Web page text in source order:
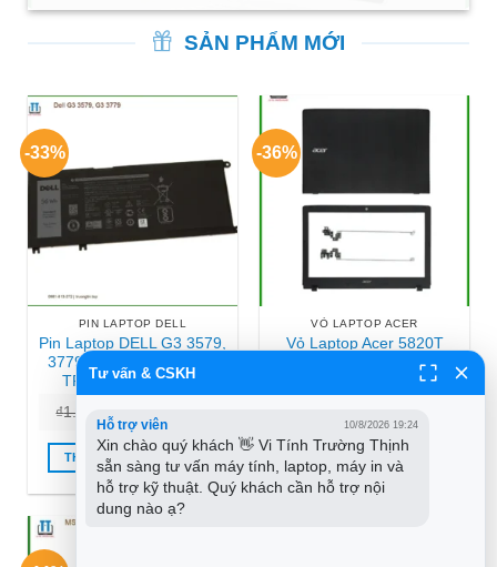
SẢN PHẨM MỚI
-33%
PIN LAPTOP DELL
Pin Laptop DELL G3 3579,
3779 – Lắp Đặt Tận Nơi
TPHCM Giá Cực Rẻ
₫1.200.000
gốc
là:
₫1.200.000.
tại
là:
₫800.000.
THÊM VÀO GIỎ HÀNG
-36%
VỎ LAPTOP ACER
Vỏ Laptop Acer 5820T
5820TG – Thay Vỏ Laptop
Giá Rẻ Lấy Liền
gốc
là:
₫550.000.
THÊM VÀO GIỎ HÀNG
Tư vấn & CSKH
Hỗ trợ viên 10/8/2026 19:24
Xin chào quý khách 👋 Vi Tính Trường Thịnh
sẵn sàng tư vấn máy tính, laptop, máy in và
hỗ trợ kỹ thuật. Quý khách cần hỗ trợ nội
dung nào ạ?